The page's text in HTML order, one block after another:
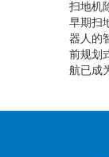
扫地机
早期扫
器人的
前规划
航已成